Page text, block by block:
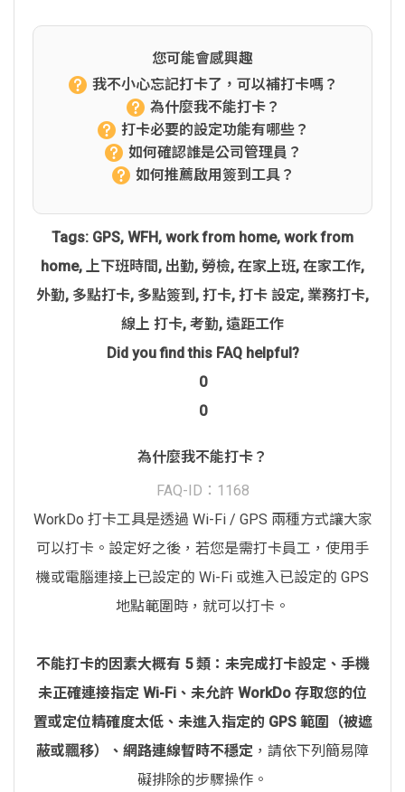
您可能會感興趣
我不小心忘記打卡了，可以補打卡嗎？
為什麼我不能打卡？
打卡必要的設定功能有哪些？
如何確認誰是公司管理員？
如何推薦啟用簽到工具？
Tags: GPS, WFH, work from home, work from
home, 上下班時間 , 出勤, 勞檢, 在家上班, 在家工作,
外勤, 多點打卡, 多點簽到 , 打卡, 打卡 設定, 業務打卡,
線上 打卡, 考勤, 遠距工作
Did you find this FAQ helpful?
0
0
為什麼我不能打卡？
FAQ-ID：1168
WorkDo 打卡工具是透過 Wi-Fi / GPS 兩種方式讓大家
可以打卡。設定好之後，若您是需打卡員工，使用手
機或電腦連接上已設定的 Wi-Fi 或進入已設定的 GPS
地點範圍時，就可以打卡。
不能打卡的因素大概有 5 類：未完成打卡設定、手機
未正確連接指定 Wi-Fi、未允許 WorkDo 存取您的位
置或定位精確度太低、未進入指定的 GPS 範圍（被遮
蔽或飄移）、網路連線暫時不穩定 ，請依下列簡易障
礙排除的步驟操作。